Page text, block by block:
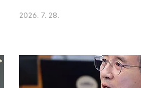
(Hugging Face)에서 높은 평가를 받으
국내 AI 기술의 우수성을 입증했다. 솔라 오
2026. 7. 28.